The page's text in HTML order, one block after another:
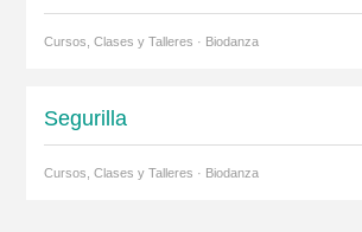
Cursos, Clases y Talleres · Biodanza
Segurilla
Cursos, Clases y Talleres · Biodanza